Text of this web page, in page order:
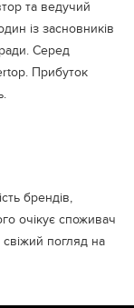
та ведучий
із засновників
Серед
Прибуток
брендів,
очікує споживач
свіжий погляд на